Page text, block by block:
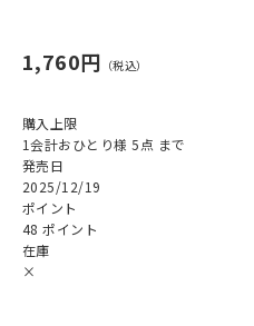
1,760円
購入上限
1会計おひとり様 5点 まで
発売日
2025/12/19
ポイント
48 ポイント
在庫
×